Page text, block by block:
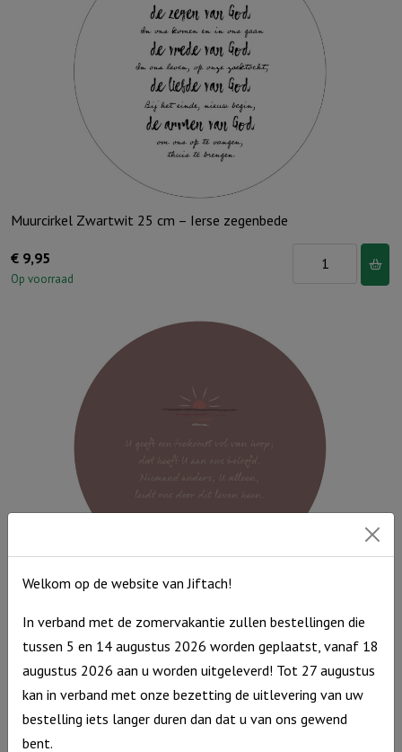
Muurcirkel Zwartwit 25 cm – Ierse zegenbede
€ 9,95
Op voorraad
Muurcirkel
Ierse
zegenbede
aantal
Muurcirkel Bruinroze 25 cm – U geeft een toekomst vol van
hoop
9,95
Uitverkocht
Welkom op de website van Jiftach!
In verband met de zomervakantie zullen bestellingen die
tussen 5 en 14 augustus 2026 worden geplaatst, vanaf 18
augustus 2026 aan u worden uitgeleverd! Tot 27 augustus
kan in verband met onze bezetting de uitlevering van uw
bestelling iets langer duren dan dat u van ons gewend
bent.